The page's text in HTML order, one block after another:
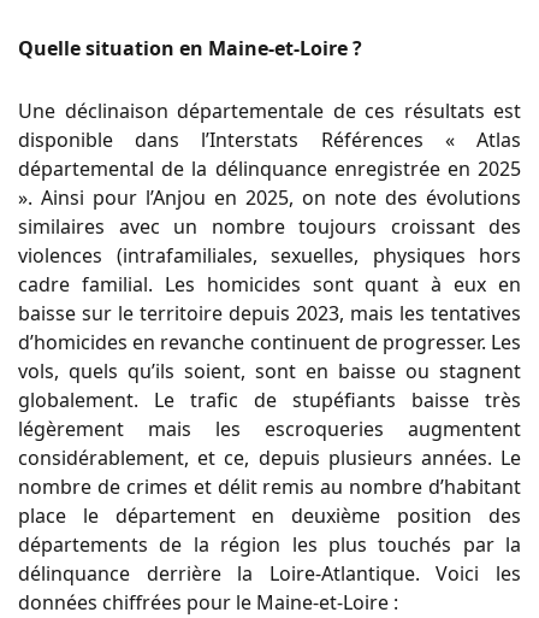
Quelle situation en Maine-et-Loire ?
Une déclinaison départementale de ces résultats est
disponible dans l’Interstats Références « Atlas
départemental de la délinquance enregistrée en 2025
». Ainsi pour l’Anjou en 2025, on note des évolutions
similaires avec un nombre toujours croissant des
violences (intrafamiliales, sexuelles, physiques hors
cadre familial. Les homicides sont quant à eux en
baisse sur le territoire depuis 2023, mais les tentatives
d’homicides en revanche continuent de progresser. Les
vols, quels qu’ils soient, sont en baisse ou stagnent
globalement. Le trafic de stupéfiants baisse très
légèrement mais les escroqueries augmentent
considérablement, et ce, depuis plusieurs années. Le
nombre de crimes et délit remis au nombre d’habitant
place le département en deuxième position des
départements de la région les plus touchés par la
délinquance derrière la Loire-Atlantique. Voici les
données chiffrées pour le Maine-et-Loire :